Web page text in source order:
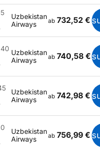
Uzbekistan
Airways
ab 732,52 €
Uzbekistan
Airways
ab 740,58 €
Uzbekistan
Airways
ab 742,98 €
Uzbekistan
Airways
ab 756,99 €